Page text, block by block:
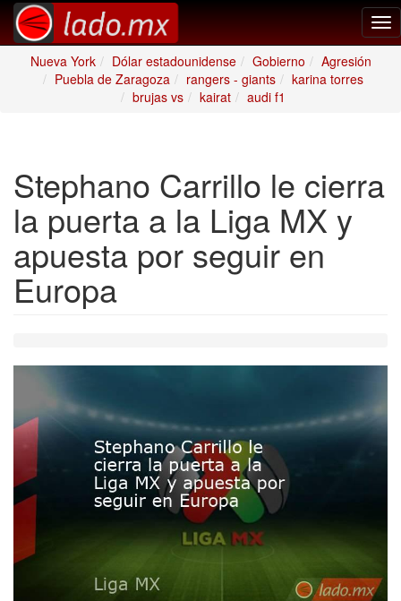
Nueva York
Dólar estadounidense Gobierno
Agresión
Puebla de Zaragoza
rangers - giants
karina torres
brujas vs
kairat audi f1
Stephano Carrillo le cierra
la puerta a la Liga MX y
apuesta por seguir en
Europa